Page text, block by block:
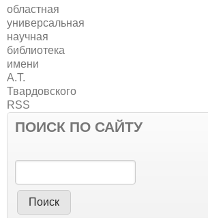
ПОИСК ПО САЙТУ
Поиск